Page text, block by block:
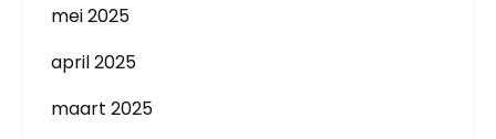
mei 2025
april 2025
maart 2025